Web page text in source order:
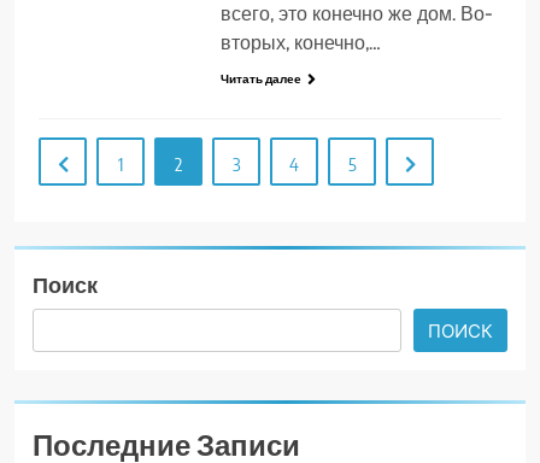
всего, это конечно же дом. Во-
вторых, конечно,…
Читать далее
1 2 3 4 5
Поиск
ПОИСК
Последние Записи